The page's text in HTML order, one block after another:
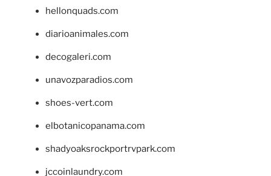
hellonquads.com
diarioanimales.com
decogaleri.com
unavozparadios.com
shoes-vert.com
elbotanicopanama.com
shadyoaksrockportrvpark.com
jccoinlaundry.com